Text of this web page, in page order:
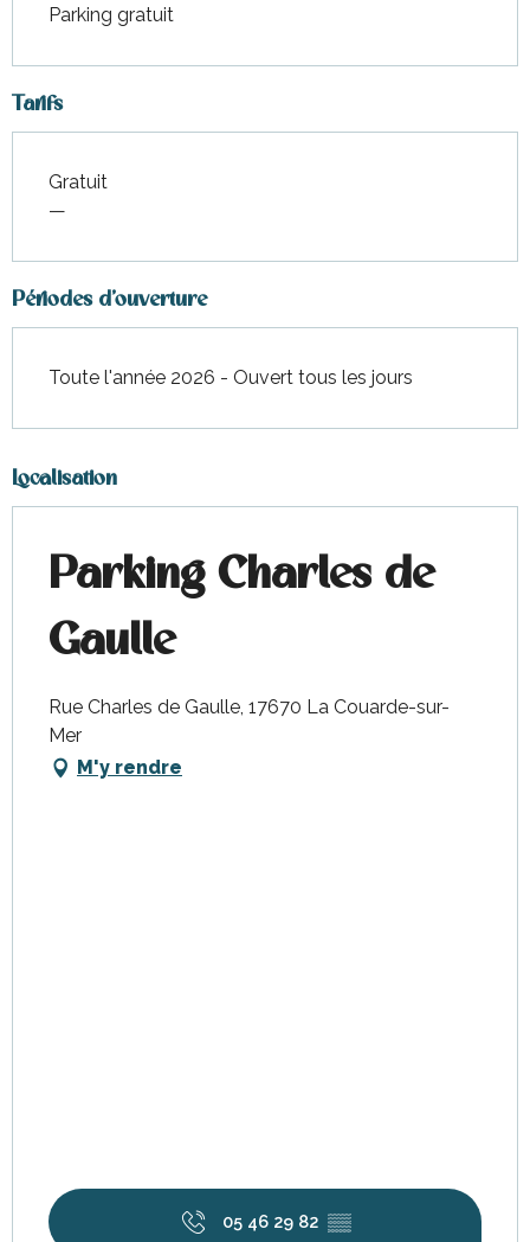
Parking gratuit
Tarifs
Gratuit
—
Périodes d'ouverture
Toute l'année 2026 - Ouvert tous les jours
Localisation
Parking Charles de
Gaulle
Rue Charles de Gaulle, 17670 La Couarde-sur-
Mer
M'y rendre
05 46 29 82 ▒▒